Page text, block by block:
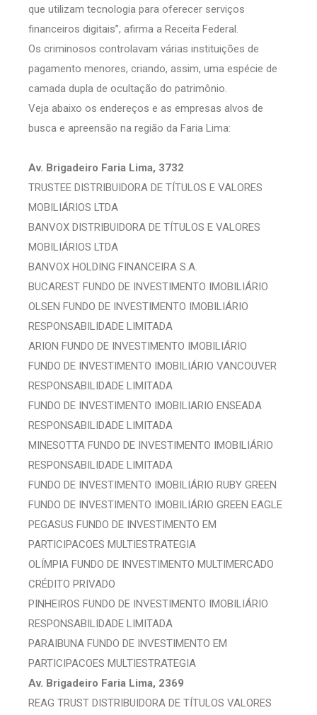
que utilizam tecnologia para oferecer serviços
financeiros digitais”, afirma a Receita Federal.
Os criminosos controlavam várias instituições de
pagamento menores, criando, assim, uma espécie de
camada dupla de ocultação do patrimônio.
Veja abaixo os endereços e as empresas alvos de
busca e apreensão na região da Faria Lima:
Av. Brigadeiro Faria Lima, 3732
TRUSTEE DISTRIBUIDORA DE TÍTULOS E VALORES
MOBILIÁRIOS LTDA
BANVOX DISTRIBUIDORA DE TÍTULOS E VALORES
MOBILIÁRIOS LTDA
BANVOX HOLDING FINANCEIRA S.A.
BUCAREST FUNDO DE INVESTIMENTO IMOBILIÁRIO
OLSEN FUNDO DE INVESTIMENTO IMOBILIÁRIO
RESPONSABILIDADE LIMITADA
ARION FUNDO DE INVESTIMENTO IMOBILIÁRIO
FUNDO DE INVESTIMENTO IMOBILIÁRIO VANCOUVER
RESPONSABILIDADE LIMITADA
FUNDO DE INVESTIMENTO IMOBILIARIO ENSEADA
RESPONSABILIDADE LIMITADA
MINESOTTA FUNDO DE INVESTIMENTO IMOBILIÁRIO
RESPONSABILIDADE LIMITADA
FUNDO DE INVESTIMENTO IMOBILIÁRIO RUBY GREEN
FUNDO DE INVESTIMENTO IMOBILIÁRIO GREEN EAGLE
PEGASUS FUNDO DE INVESTIMENTO EM
PARTICIPACOES MULTIESTRATEGIA
OLÍMPIA FUNDO DE INVESTIMENTO MULTIMERCADO
CRÉDITO PRIVADO
PINHEIROS FUNDO DE INVESTIMENTO IMOBILIÁRIO
RESPONSABILIDADE LIMITADA
PARAIBUNA FUNDO DE INVESTIMENTO EM
PARTICIPACOES MULTIESTRATEGIA
Av. Brigadeiro Faria Lima, 2369
REAG TRUST DISTRIBUIDORA DE TÍTULOS VALORES